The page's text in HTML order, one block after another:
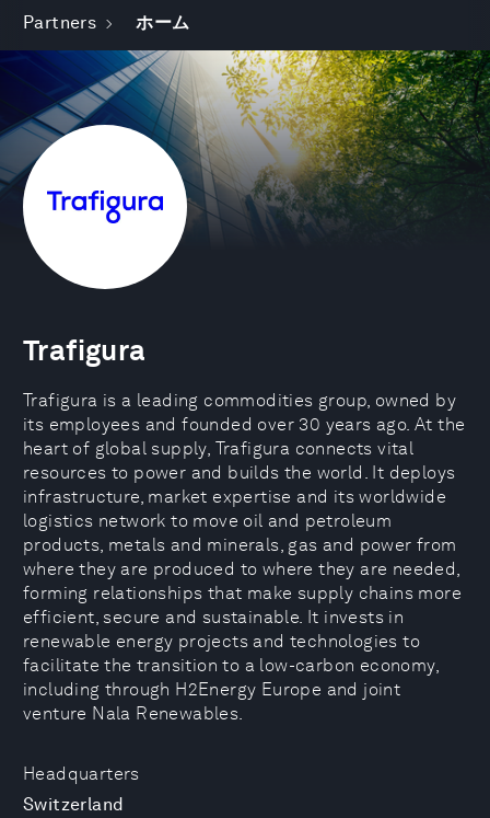
Partners ホーム
Headquarters
Switzerland
Trafigura
Trafigura is a leading commodities group, owned by
its employees and founded over 30 years ago. At the
heart of global supply, Trafigura connects vital
resources to power and builds the world. It deploys
infrastructure, market expertise and its worldwide
logistics network to move oil and petroleum
products, metals and minerals, gas and power from
where they are produced to where they are needed,
forming relationships that make supply chains more
efficient, secure and sustainable. It invests in
renewable energy projects and technologies to
facilitate the transition to a low-carbon economy,
including through H2Energy Europe and joint
venture Nala Renewables.